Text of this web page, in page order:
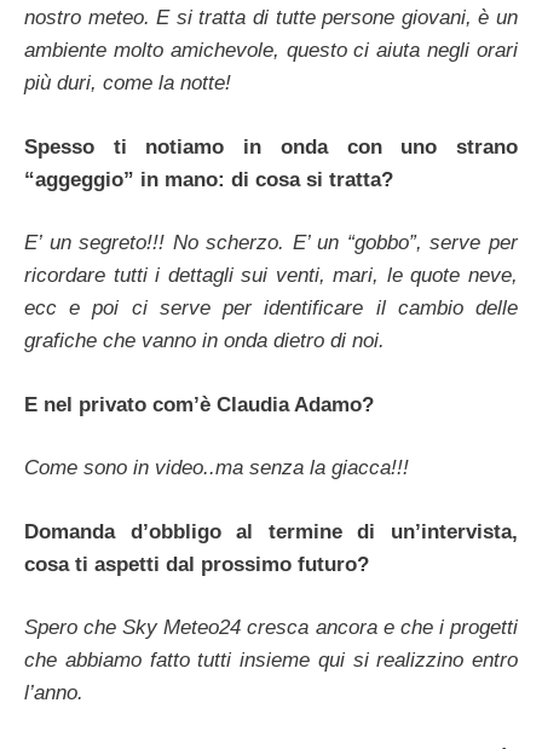
nostro meteo. E si tratta di tutte persone giovani, è un
ambiente molto amichevole, questo ci aiuta negli orari
più duri, come la notte!
Spesso ti notiamo in onda con uno strano
“aggeggio” in mano: di cosa si tratta?
E’ un segreto!!! No scherzo. E’ un “gobbo”, serve per
ricordare tutti i dettagli sui venti, mari, le quote neve,
ecc e poi ci serve per identificare il cambio delle
grafiche che vanno in onda dietro di noi.
E nel privato com’è Claudia Adamo?
Come sono in video..ma senza la giacca!!!
Domanda d’obbligo al termine di un’intervista,
cosa ti aspetti dal prossimo futuro?
Spero che Sky Meteo24 cresca ancora e che i progetti
che abbiamo fatto tutti insieme qui si realizzino entro
l’anno.